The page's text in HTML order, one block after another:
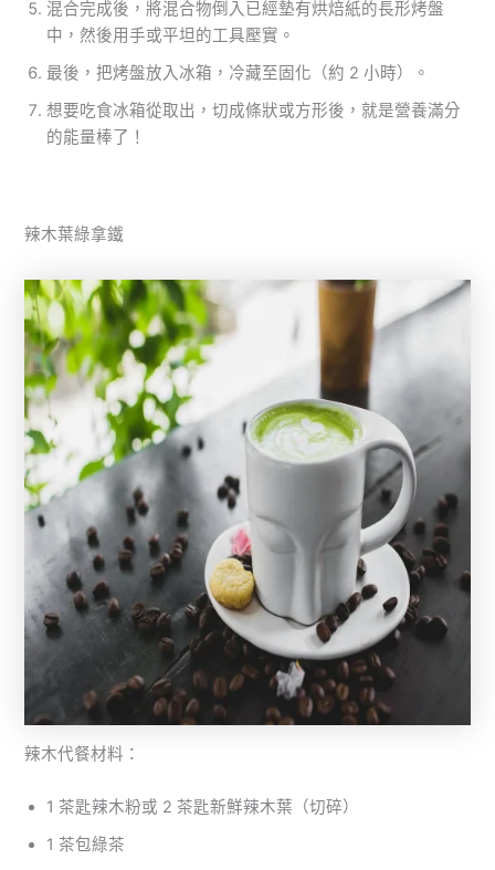
混合完成後，將混合物倒入已經墊有烘焙紙的長形烤盤
中，然後用手或平坦的工具壓實。
最後，把烤盤放入冰箱，冷藏至固化（約 2 小時）。
想要吃食冰箱從取出，切成條狀或方形後，就是營養滿分
的能量棒了！
辣木葉綠拿鐵
辣木代餐材料：
1 茶匙辣木粉或 2 茶匙新鮮辣木葉（切碎）
1 茶包綠茶